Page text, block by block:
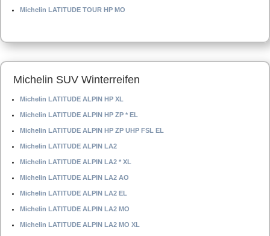
Michelin LATITUDE TOUR HP MO
Michelin SUV Winterreifen
Michelin LATITUDE ALPIN HP XL
Michelin LATITUDE ALPIN HP ZP * EL
Michelin LATITUDE ALPIN HP ZP UHP FSL EL
Michelin LATITUDE ALPIN LA2
Michelin LATITUDE ALPIN LA2 * XL
Michelin LATITUDE ALPIN LA2 AO
Michelin LATITUDE ALPIN LA2 EL
Michelin LATITUDE ALPIN LA2 MO
Michelin LATITUDE ALPIN LA2 MO XL